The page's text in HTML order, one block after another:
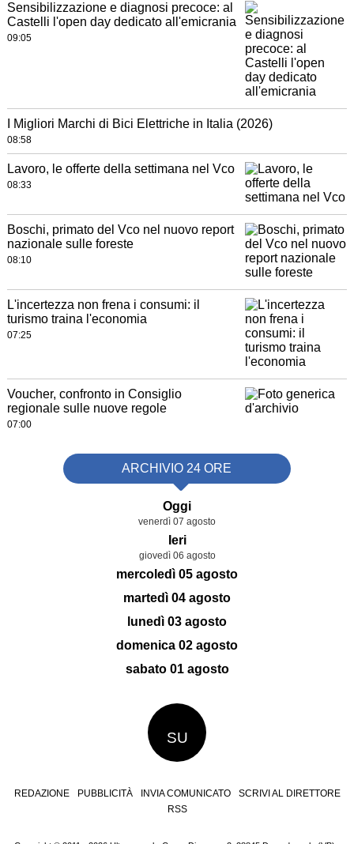
Sensibilizzazione e diagnosi precoce: al
Castelli l'open day dedicato all'emicrania
09:05
I Migliori Marchi di Bici Elettriche in Italia (2026)
08:58
Lavoro, le offerte della settimana nel Vco
08:33
Boschi, primato del Vco nel nuovo report
nazionale sulle foreste
08:10
L'incertezza non frena i consumi: il
turismo traina l'economia
07:25
Voucher, confronto in Consiglio
regionale sulle nuove regole
07:00
ARCHIVIO 24 ORE
Oggi
venerdì 07 agosto
Ieri
giovedì 06 agosto
mercoledì 05 agosto
martedì 04 agosto
lunedì 03 agosto
domenica 02 agosto
sabato 01 agosto
SU
REDAZIONE PUBBLICITÀ INVIA COMUNICATO
SCRIVI AL DIRETTORE
RSS